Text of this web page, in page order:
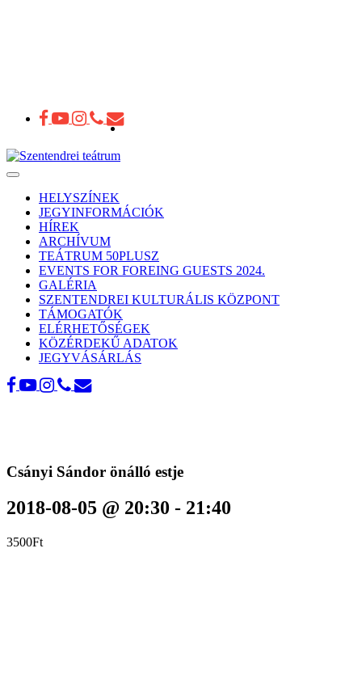
Toggle
navigationHELYSZÍNEK
JEGYINFORMÁCIÓK
HÍREK
ARCHÍVUM
TEÁTRUM 50PLUSZ
EVENTS FOR FOREING GUESTS 2024.
GALÉRIA
SZENTENDREI KULTURÁLIS KÖZPONT
TÁMOGATÓK
ELÉRHETŐSÉGEK
KÖZÉRDEKŰ ADATOK
JEGYVÁSÁRLÁS
Csányi Sándor önálló estje
2018-08-05 @ 20:30 - 21:40
3500Ft